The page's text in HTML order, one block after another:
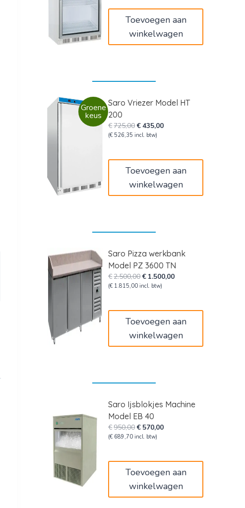
Toevoegen aan
winkelwagen
Groene
keus
Saro Vriezer Model HT
200
€725,00Oorspronkelijke
prijs
€435,00Huidige
(€ 526,35 incl. btw)
Toevoegen aan
winkelwagen
Saro Pizza werkbank
Model PZ 3600 TN
€2.500,00Oorspronkelijke
prijs
€ 1.500,00Huidige
(€ 1.815,00 incl. btw)
Toevoegen aan
winkelwagen
Saro Ijsblokjes Machine
Model EB 40
€950,00Oorspronkelijke
prijs
€ 570,00Huidige
(€ 689,70 incl. btw)
Toevoegen aan
winkelwagen